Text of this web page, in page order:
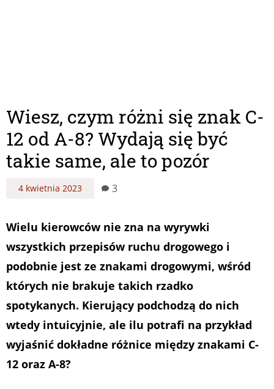
Wiesz, czym różni się znak C-
12 od A-8? Wydają się być
takie same, ale to pozór
4 kwietnia 2023 3
Wielu kierowców nie zna na wyrywki
wszystkich przepisów ruchu drogowego i
podobnie jest ze znakami drogowymi, wśród
których nie brakuje takich rzadko
spotykanych. Kierujący podchodzą do nich
wtedy intuicyjnie, ale ilu potrafi na przykład
wyjaśnić dokładne różnice między znakami C-
12 oraz A-8?